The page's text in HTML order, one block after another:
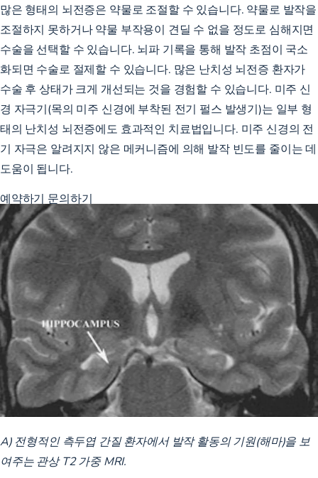
많은 형태의 뇌전증은 약물로 조절할 수 있습니다. 약물로 발작을
조절하지 못하거나 약물 부작용이 견딜 수 없을 정도로 심해지면
수술을 선택할 수 있습니다. 뇌파 기록을 통해 발작 초점이 국소
화되면 수술로 절제할 수 있습니다. 많은 난치성 뇌전증 환자가
수술 후 상태가 크게 개선되는 것을 경험할 수 있습니다. 미주 신
경 자극기(목의 미주 신경에 부착된 전기 펄스 발생기)는 일부 형
태의 난치성 뇌전증에도 효과적인 치료법입니다. 미주 신경의 전
기 자극은 알려지지 않은 메커니즘에 의해 발작 빈도를 줄이는 데
도움이 됩니다.
예약하기 문의하기
A) 전형적인 측두엽 간질 환자에서 발작 활동의 기원(해마)을 보
여주는 관상 T2 가중 MRI.